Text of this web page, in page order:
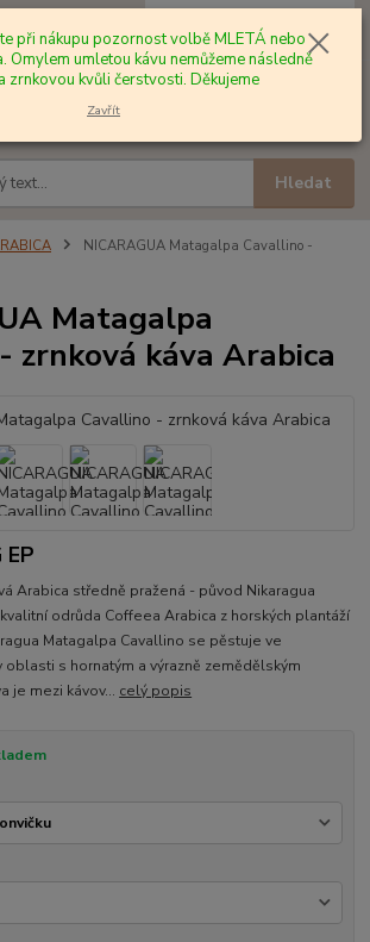
Hledat
za0,00 Kč
NICARAGUA Matagalpa Cavallino -
Matagalpa
zrnková káva Arabica
EP
Arabica středně pražená - původ Nikaragua
odrůda Coffeea Arabica z horských plantáží
Matagalpa Cavallino se pěstuje ve
oblasti s hornatým a výrazně zemědělským
je mezi kávov... celý popis
při nákupu pozornost volbě MLETÁ nebo
Omylem umletou kávu nemůžeme následně
zrnkovou kvůli čerstvosti. Děkujeme
Zavřít